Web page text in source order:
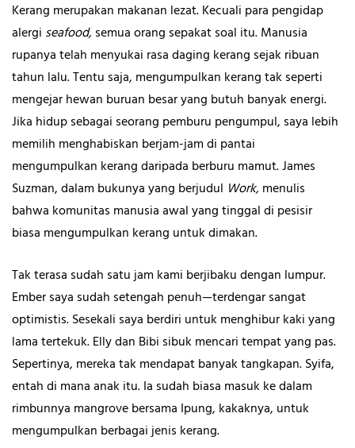
Kerang merupakan makanan lezat. Kecuali para pengidap
alergi seafood,semua orang sepakat soal itu. Manusia
rupanya telah menyukai rasa daging kerang sejak ribuan
tahun lalu. Tentu saja, mengumpulkan kerang tak seperti
mengejar hewan buruan besar yang butuh banyak energi.
Jika hidup sebagai seorang pemburu pengumpul, saya lebih
memilih menghabiskan berjam-jam di pantai
mengumpulkan kerang daripada berburu mamut. James
Suzman, dalam bukunya yang berjudul Work,menulis
bahwa komunitas manusia awal yang tinggal di pesisir
biasa mengumpulkan kerang untuk dimakan.
Tak terasa sudah satu jam kami berjibaku dengan lumpur.
Ember saya sudah setengah penuh—terdengar sangat
optimistis. Sesekali saya berdiri untuk menghibur kaki yang
lama tertekuk. Elly dan Bibi sibuk mencari tempat yang pas.
Sepertinya, mereka tak mendapat banyak tangkapan. Syifa,
entah di mana anak itu. Ia sudah biasa masuk ke dalam
rimbunnya mangrove bersama Ipung, kakaknya, untuk
mengumpulkan berbagai jenis kerang.